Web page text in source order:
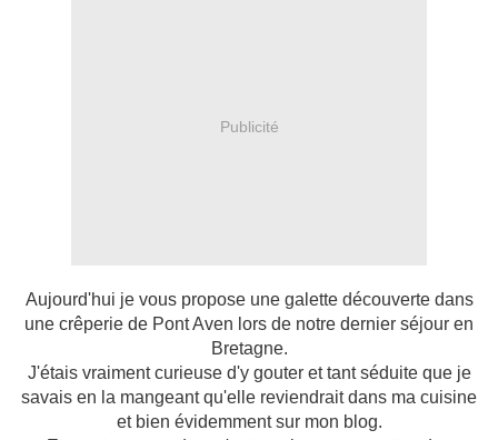
Publicité
Aujourd'hui je vous propose une galette découverte dans
une crêperie de Pont Aven lors de notre dernier séjour en
Bretagne.
J'étais vraiment curieuse d'y gouter et tant séduite que je
savais en la mangeant qu'elle reviendrait dans ma cuisine
et bien évidemment sur mon blog.